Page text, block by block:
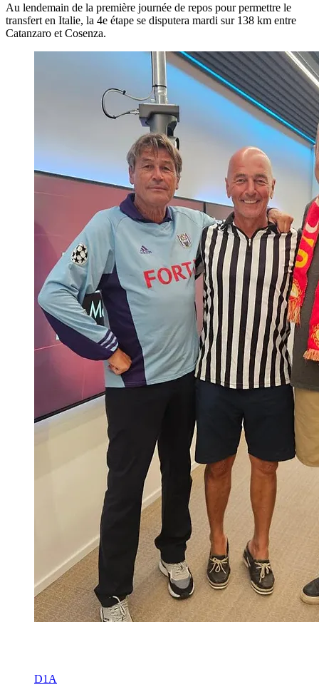
Au lendemain de la première journée de repos pour permettre le
transfert en Italie, la 4e étape se disputera mardi sur 138 km entre
Catanzaro et Cosenza.
D1A